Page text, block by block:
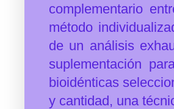
complementario
método
de un análisis
suplementación
bioidénticas
y cantidad, una